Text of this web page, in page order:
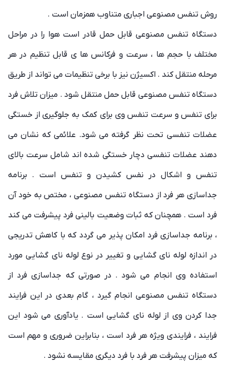
روش تنفس مصنوعی اجباری متناوب همزمان است .
دستگاه تنفس مصنوعی قابل حمل قادر است هوا را در مراحل
مختلف با حجم ها ، سرعت و فرکانس ها ی قابل تنظیم در هر
مرحله منتقل کند . اکسیژن نیز با برخی تنظیمات می تواند از طریق
دستگاه تنفس مصنوعی قابل حمل منتقل شود . میزان تلاش فرد
برای تنفس و سرعت تنفس وی برای کمک به جلوگیری از خستگی
عضلات تنفسی تحت نظر گرفته می شود. علائمی که نشان می
دهند عضلات تنفسی دچار خستگی شده اند شامل سرعت بالای
تنفس و اشکال در نفس کشیدن و تنفس است . برنامه
جداسازی هر فرد از دستگاه تنفس مصنوعی ، مختص به خود آن
فرد است . همچنان که ثبات وضعیت بالینی فرد پیشرفت می کند
، برنامه جداسازی فرد امکان پذیر می گردد که با کاهش تدریجی
در اندازه لوله نای گشایی و تغییر در نوع لوله نای گشایی مورد
استفاده وی انجام می شود . در صورتی که جداسازی فرد از
دستگاه تنفس مصنوعی انجام گیرد ، گام بعدی در این فرایند
جدا کردن وی از لوله نای گشایی است . یادآوری می شود این
فرایند ، فرایندی ویژه هر فرد است ، بنابراین ضروری و مهم است
که میزان پیشرفت هر فرد با فرد دیگری مقایسه نشود .